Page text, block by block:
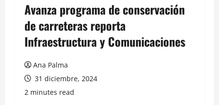
Avanza programa de conservación
de carreteras reporta
Infraestructura y Comunicaciones
Ana Palma
31 diciembre, 2024
2 minutes read